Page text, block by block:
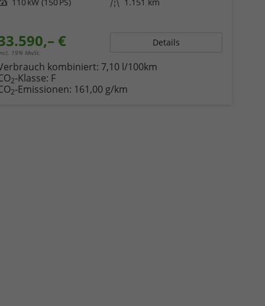
€
19% MwSt.
Details
kombiniert: 7,10 l/100km
2-Klasse: F
2-Emissionen: 161,00 g/km